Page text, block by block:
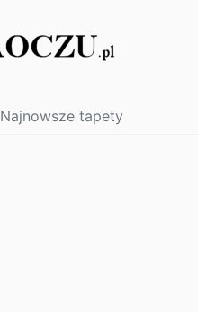
Najnowsze tapety